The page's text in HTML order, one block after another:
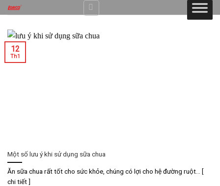
Skip
to
content
Một số lưu ý khi sử dụng sữa chua
Ăn sữa chua rất tốt cho sức khỏe, chúng có lợi cho hệ đường ruột... [
chi tiết ]
12
Th1